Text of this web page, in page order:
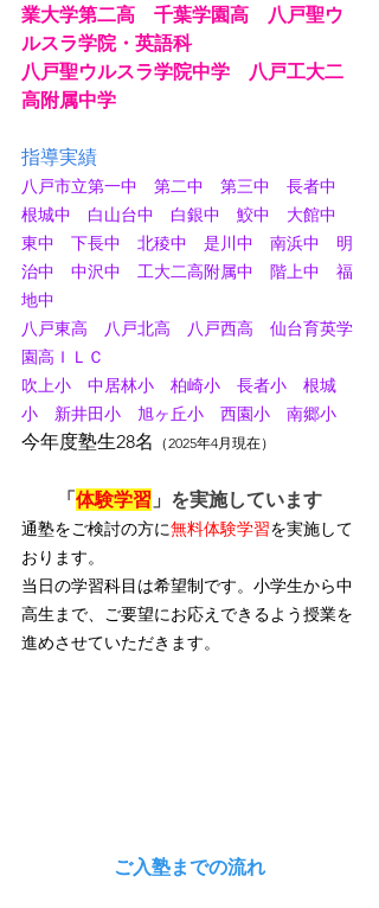
業大学第二高　千葉学園高　八戸聖ウ
ルスラ学院・英語科
八戸聖ウルスラ学院中学　八戸工大二
高附属中学
指導実績
八戸市立第一中　第二中　第三中　長者中
根城中　白山台中　白銀中　鮫中　大館中
東中　下長中　北稜中　是川中　南浜中　明
治中　中沢中　工大二高附属中　階上中　福
地中
八戸東高　八戸北高　八戸西高　仙台育英学
園高ＩＬＣ
吹上小　中居林小　柏崎小　長者小　根城
小　新井田小　旭ヶ丘小　西園小　南郷小
今年度塾生28名 （2025年4月現在）
「体験学習 」を実施しています
通塾をご検討の方に無料体験学習を実施して
おります。
当日の学習科目は希望制です。小学生から中
高生まで、ご要望にお応えできるよう授業を
進めさせていただきます。
ご入塾までの流れ